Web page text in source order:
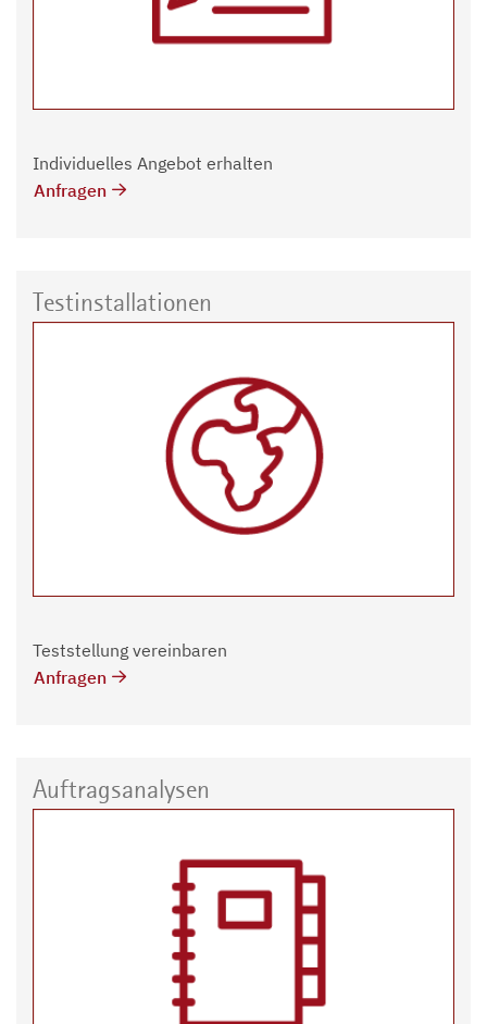
Individuelles Angebot erhalten
Anfragen
Testinstallationen
Teststellung vereinbaren
Anfragen
Auftragsanalysen